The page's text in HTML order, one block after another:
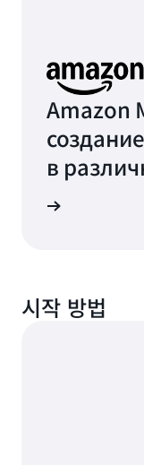
Amazon
в
시작 방법